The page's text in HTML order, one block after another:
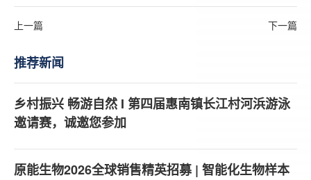
上一篇 下一篇
推荐新闻
乡村振兴 畅游自然 I 第四届惠南镇长江村河浜游泳
邀请赛，诚邀您参加
原能生物2026全球销售精英招募 | 智能化生物样本